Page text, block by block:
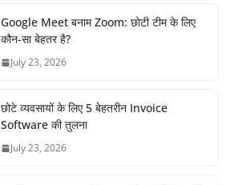
Google Meet बनाम Zoom: छोटी टीम के लिए
कौन-सा बेहतर है?
July 23, 2026
छोटे व्यवसायों के लिए 5 बेहतरीन Invoice
Software की तुलना
July 23, 2026